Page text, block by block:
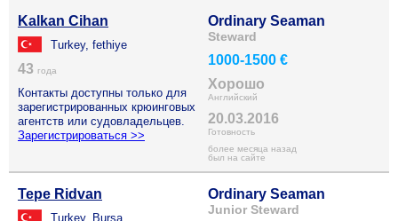
Kalkan Cihan
Turkey, fethiye
43 года
Контакты доступны только для
зарегистрированных крюинговых
агентств или судовладельцев.
Зарегистрироваться >>
Ordinary Seaman
Steward
1000-1500 €
Хорошо
Английский
20.03.2016
Готовность
более месяца назад
был на сайте
Tepe Ridvan
Turkey, Bursa
Ordinary Seaman
Junior Steward